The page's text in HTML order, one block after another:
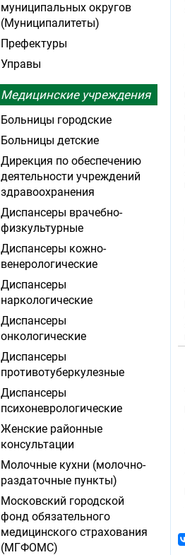
муниципальных округов
(Муниципалитеты)
Префектуры
Управы
Медицинские учреждения
Больницы городские
Больницы детские
Дирекция по обеспечению
деятельности учреждений
здравоохранения
Диспансеры врачебно-
физкультурные
Диспансеры кожно-
венерологические
Диспансеры
наркологические
Диспансеры
онкологические
Диспансеры
противотуберкулезные
Диспансеры
психоневрологические
Женские районные
консультации
Молочные кухни (молочно-
раздаточные пункты)
Московский городской
фонд обязательного
медицинского страхования
(МГФОМС)